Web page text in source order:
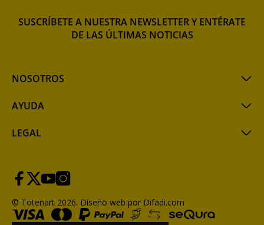
NOSOTROS
AYUDA
LEGAL
SUSCRÍBETE A NUESTRA NEWSLETTER Y ENTÉRATE
DE LAS ÚLTIMAS NOTICIAS
© Totenart 2026. Diseño web por Difadi.com